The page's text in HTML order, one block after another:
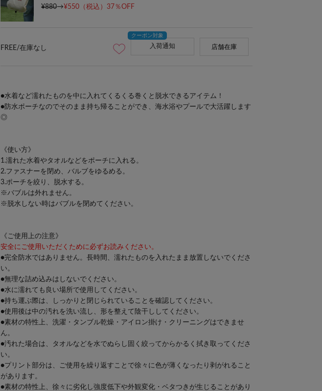
¥880→¥550 （税込）37％OFF
FREE/在庫なし 入荷通知 店舗在庫
●水着など濡れたものを中に入れてくるくる巻くと脱水できるアイテム！
●防水ポーチなのでそのまま持ち帰ることができ、海水浴やプールで大活躍します
◎
《使い方》
1.濡れた水着やタオルなどをポーチに入れる。
2.ファスナーを閉め、バルブをゆるめる。
3.ポーチを絞り、脱水する。
※バブルは外れません。
※脱水しない時はバブルを閉めてください。
《ご使用上の注意》
安全にご使用いただくために必ずお読みください。
●完全防水ではありません。長時間、濡れたものを入れたまま放置しないでくださ
い。
●無理な詰め込みはしないでください。
●水に濡れても良い場所で使用してください。
●持ち運ぶ際は、しっかりと閉じられていることを確認してください。
●使用後は中の汚れを洗い流し、形を整えて陰干ししてください。
●素材の特性上、洗濯・タンブル乾燥・アイロン掛け・クリーニングはできませ
ん。
●汚れた場合は、タオルなどを水でぬらし固く絞ってからかるく拭き取ってくださ
い。
●プリント部分は、ご使用を繰り返すことで徐々に色が薄くなったり剥がれること
があります。
●素材の特性上、徐々に劣化し強度低下や外観変化・ベタつきが生じることがあり